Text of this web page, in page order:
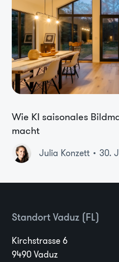
Wie KI saisonales
macht
Julia Konzett 30.
Standort Vaduz (FL)
Kirchstrasse 6
9490 Vaduz